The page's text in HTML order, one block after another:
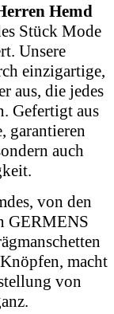
Hemd
Stück Mode
Unsere
einzigartige,
aus, die jedes
Gefertigt aus
garantieren
auch
von den
GERMENS
macht
von